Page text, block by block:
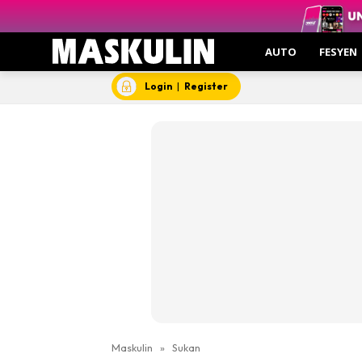
AUTO FESYEN
Login | Register
Maskulin » Sukan